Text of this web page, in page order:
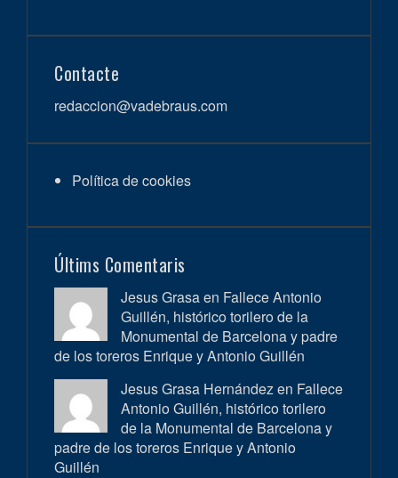
Contacte
redaccion@vadebraus.com
Política de cookies
Últims Comentaris
Jesus Grasa en Fallece Antonio
Guillén, histórico torilero de la
Monumental de Barcelona y padre
de los toreros Enrique y Antonio Guillén
Jesus Grasa Hernández en Fallece
Antonio Guillén, histórico torilero
de la Monumental de Barcelona y
padre de los toreros Enrique y Antonio
Guillén